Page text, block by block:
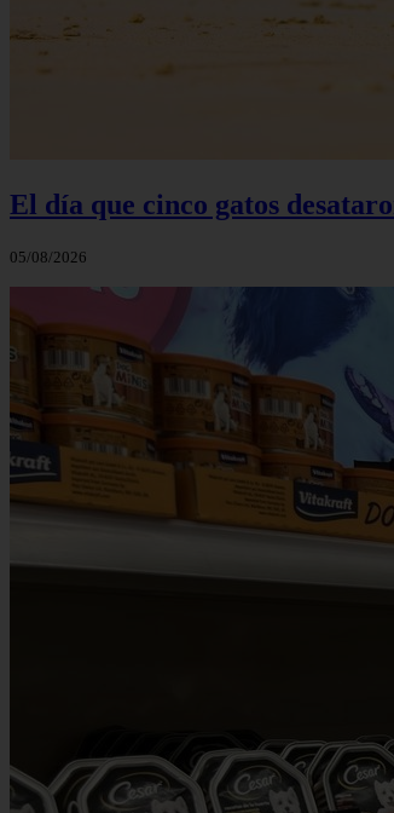
El día que cinco gatos
05/08/2026